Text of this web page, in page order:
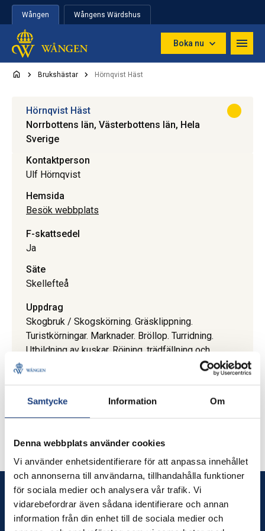
Samtycke Information Om
Denna webbplats använder cookies
Vi använder enhetsidentifierare för att anpassa innehållet
och annonserna till användarna, tillhandahålla funktioner
för sociala medier och analysera vår trafik. Vi
vidarebefordrar även sådana identifierare och annan
information från din enhet till de sociala medier och
Hoppa till innehåll
Wången Wångens Wärdshus
Boka nu
Brukshästar Hörnqvist Häst
Hörnqvist Häst
Norrbottens län, Västerbottens län, Hela
Sverige
Kontaktperson
Ulf Hörnqvist
Hemsida
Besök webbplats
F-skattsedel
Ja
Säte
Skellefteå
Uppdrag
Skogbruk / Skogskörning. Gräsklippning.
Turistkörningar. Marknader. Bröllop. Turridning.
Utbildning av kuskar. Röjning, trädfällning och
fortsättningskurs i hästkörning och skogskörning.
Wången
Wången utbildar dig som älskar hästar – och erbjuder